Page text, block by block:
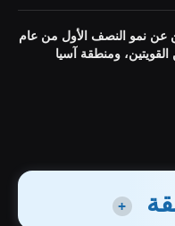
عن نمو النصف الأول من عام
القويتين، ومنطقة آسيا
+